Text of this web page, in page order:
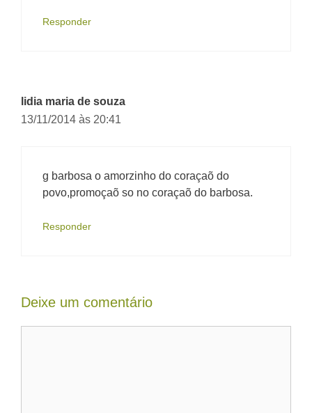
Responder
lidia maria de souza
13/11/2014 às 20:41
g barbosa o amorzinho do coraçaõ do
povo,promoçaõ so no coraçaõ do barbosa.
Responder
Deixe um comentário